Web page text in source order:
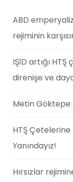
ABD
rejiminin
IŞİD artığı HTŞ
direnişe ve
Metin Göktepe
HTŞ Çetelerine
Yanındayız!
Hırsızlar